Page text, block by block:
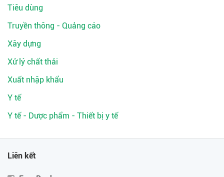
Tiêu dùng
Truyền thông - Quảng cáo
Xây dựng
Xử lý chất thải
Xuất nhập khẩu
Y tế
Y tế - Dược phẩm - Thiết bị y tế
Liên kết